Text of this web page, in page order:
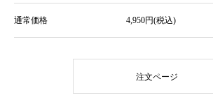
通常価格 4,950円(税込)
注文ページ